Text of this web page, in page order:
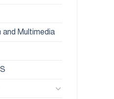
and Multimedia